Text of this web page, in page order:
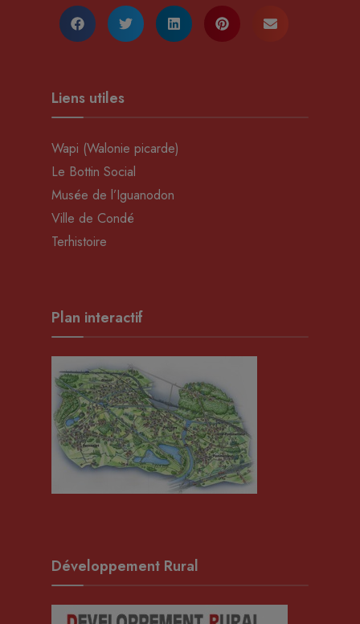
Liens utiles
Wapi (Walonie picarde)
Le Bottin Social
Musée de l’Iguanodon
Ville de Condé
Terhistoire
Plan interactif
Développement Rural